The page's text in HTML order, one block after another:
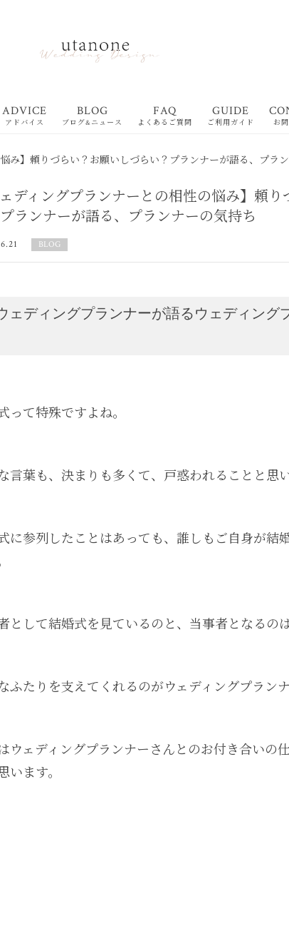
ADVICE
アドバイス
BLOG
ブログ&ニュース
FAQ
よくあるご質問
GUIDE
ご利用ガイド お
み】頼りづらい？お願いしづらい？プランナーが語る、プラ
ェディングプランナーとの相性の悩み】頼
ランナーが語る、プランナーの気持ち
BLOG
ェディングプランナーが語るウェディング
って特殊ですよね。
言葉も、決まりも多くて、戸惑われることと思い
に参列したことはあっても、誰しもご自身が結
として結婚式を見ているのと、当事者となるの
ふたりを支えてくれるのがウェディングプランナ
ウェディングプランナーさんとのお付き合いの
います。